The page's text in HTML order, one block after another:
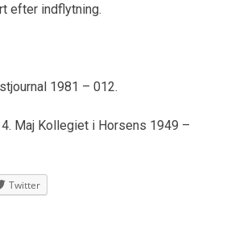
efter indflytning.
1981 – 012.
Maj Kollegiet i Horsens 1949 –
Twitter